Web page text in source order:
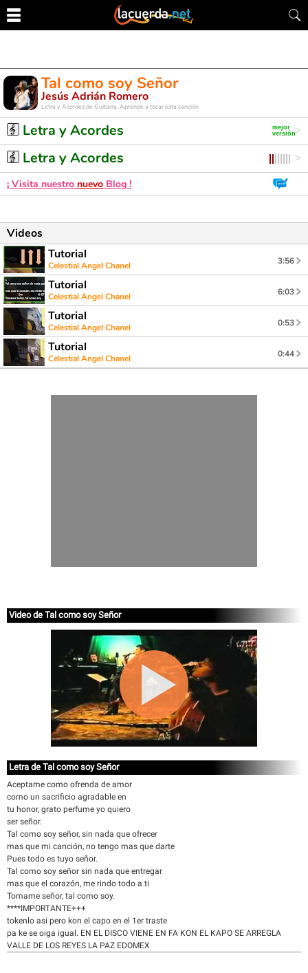
Tal como soy Señor
Jesús Adrián Romero
Letra y Acordes de Guitarra. Aprende a tocar esta canción
Letra y Acordes
Letra y Acordes
¡ Visita nuestro nuevo Blog !
Videos
Tutorial
Celestial Angel Chanel 3:56
Tutorial
Celestial Angel Chanel 6:03
Tutorial
Celestial Angel Chanel 0:53
Tutorial
Celestial Angel Chanel 0:44
Video de Tal como soy Señor
Letra de Tal como soy Señor
Aceptame como ofrenda de amor
como un sacrificio agradable en
tu honor, grato perfume yo quiero
ser señor.
Tal como soy señor, sin nada que ofrecer
mas que mi canción, no tengo mas que darte
Pues todo es tuyo señor.
Tal como soy señor sin nada que entregar
mas que el corazón, me rindo todo a ti
Tomame señor, tal como soy.
****IMPORTANTE+++
tokenlo asi pero kon el capo en el 1er traste
pa ke se oiga igual. EN EL DISCO VIENE EN FA KON EL KAPO SE ARREGLA
VALLE DE LOS REYES LA PAZ EDOMEX